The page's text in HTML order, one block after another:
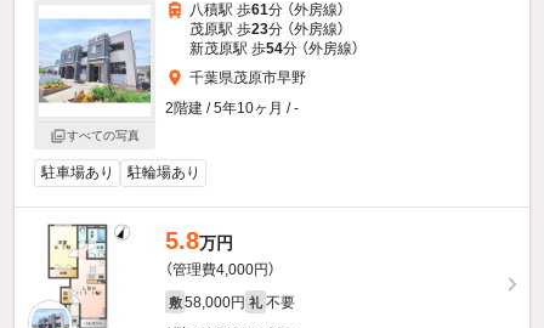
すべての写真
八積駅 歩61分 （外房線）
茂原駅 歩23分 （外房線）
新茂原駅 歩54分 （外房線）
千葉県茂原市早野
2階建 / 5年10ヶ月 / -
駐車場あり 駐輪場あり
5.8万円
（管理費4,000円）
敷 58,000円 礼 不要